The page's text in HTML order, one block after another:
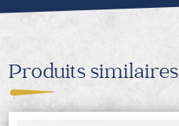
Produits similaires